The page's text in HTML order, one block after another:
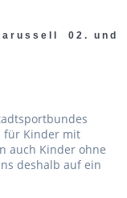
02. und
für Kinder mit
auch Kinder ohne
deshalb auf ein